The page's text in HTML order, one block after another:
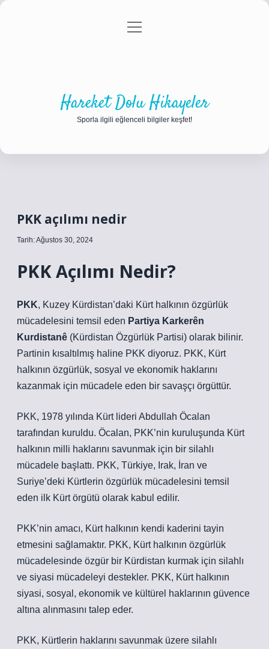
Gizlilik Politikası
menüyü
Hareket Dolu Hikayeler
Sporla ilgili eğlenceli bilgiler keşfet!
PKK açılımı nedir
Tarih: Ağustos 30, 2024
PKK Açılımı Nedir?
PKK, Kuzey Kürdistan’daki Kürt halkının özgürlük
mücadelesini temsil eden Partiya Karkerên
Kurdistanê (Kürdistan Özgürlük Partisi) olarak bilinir.
Partinin kısaltılmış haline PKK diyoruz. PKK, Kürt
halkının özgürlük, sosyal ve ekonomik haklarını
kazanmak için mücadele eden bir savaşçı örgüttür.
PKK, 1978 yılında Kürt lideri Abdullah Öcalan
tarafından kuruldu. Öcalan, PKK’nin kuruluşunda Kürt
halkının milli haklarını savunmak için bir silahlı
mücadele başlattı. PKK, Türkiye, Irak, İran ve
Suriye’deki Kürtlerin özgürlük mücadelesini temsil
eden ilk Kürt örgütü olarak kabul edilir.
PKK’nin amacı, Kürt halkının kendi kaderini tayin
etmesini sağlamaktır. PKK, Kürt halkının özgürlük
mücadelesinde özgür bir Kürdistan kurmak için silahlı
ve siyasi mücadeleyi destekler. PKK, Kürt halkının
siyasi, sosyal, ekonomik ve kültürel haklarının güvence
altına alınmasını talep eder.
PKK, Kürtlerin haklarını savunmak üzere silahlı